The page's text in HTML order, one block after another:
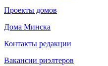
Проекты домов
Дома Минска
Контакты редакции
Вакансии риэлтеров